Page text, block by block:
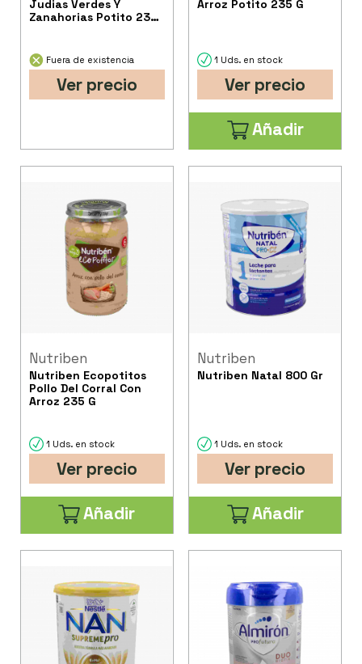
Judias Verdes Y
Zanahorias Potito 235
Fuera de existencia
Ver precio
Arroz Potito 235 G
1 Uds. en stock
Ver precio
Añadir
Nutriben
Nutriben Ecopotitos
Pollo Del Corral Con
Arroz 235 G
1 Uds. en stock
Ver precio
Añadir
Nutriben
Nutriben Natal 800 Gr
1 Uds. en stock
Ver precio
Añadir